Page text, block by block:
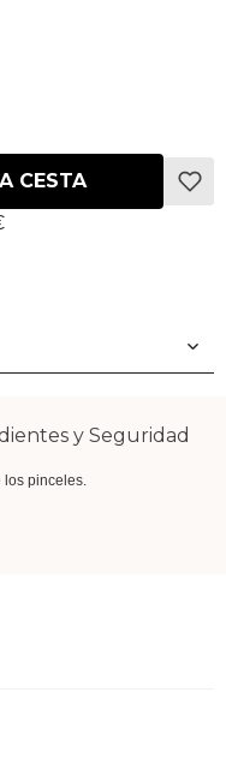
CESTA
y Seguridad
los pinceles.